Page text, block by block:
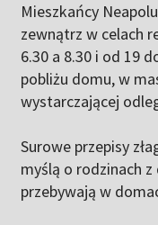
Mieszkańcy
zewnątrz w celach
6.30 a 8.30 i od 19
pobliżu domu, w
wystarczającej
Surowe przepisy
myślą o rodzinach
przebywają w